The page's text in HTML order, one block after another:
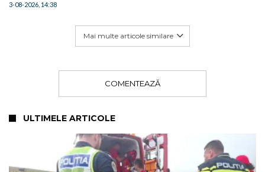
3-08-2026, 14:38
Mai multe articole similare
COMENTEAZĂ
ULTIMELE ARTICOLE